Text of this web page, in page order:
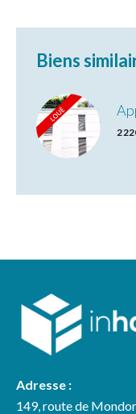
Biens
2
Adresse :
149, route de